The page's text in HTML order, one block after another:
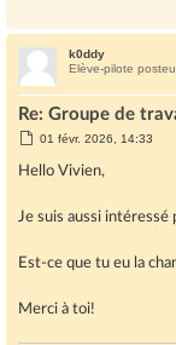
k0ddy
Elève-pilote
Re: Groupe de
M
s
s
e
01 févr. 2026, 14:33
Hello Vivien,
Je suis aussi
Est-ce que tu eu la
Merci à toi!